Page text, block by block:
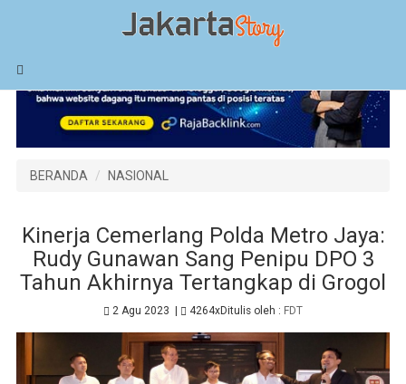
BERANDA NASIONAL
Kinerja Cemerlang Polda Metro Jaya:
Rudy Gunawan Sang Penipu DPO 3
Tahun Akhirnya Tertangkap di Grogol
2 Agu 2023 4264xDitulis oleh : FDT